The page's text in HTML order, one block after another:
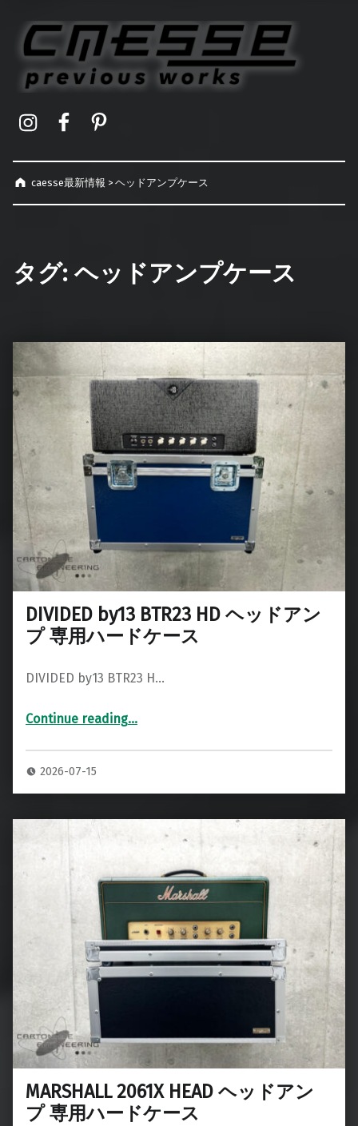
caesse最新情報 > ヘッドアンプケース
タグ: ヘッドアンプケース
DIVIDED by13 BTR23 HD ヘッドアン
プ 専用ハードケース
DIVIDED by13 BTR23 H…
Continue reading“DIVIDED by13 BTR23 HD ヘッドアンプ 専用ハードケース”
…
2026-07-15
MARSHALL 2061X HEAD ヘッドアン
プ 専用ハードケース